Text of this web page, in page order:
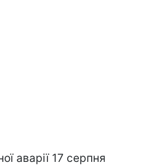
аварії 17 серпня